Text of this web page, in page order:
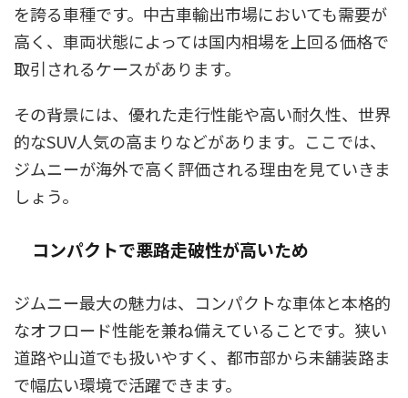
を誇る車種です。中古車輸出市場においても需要が
高く、車両状態によっては国内相場を上回る価格で
取引されるケースがあります。
その背景には、優れた走行性能や高い耐久性、世界
的なSUV人気の高まりなどがあります。ここでは、
ジムニーが海外で高く評価される理由を見ていきま
しょう。
コンパクトで悪路走破性が高いため
ジムニー最大の魅力は、コンパクトな車体と本格的
なオフロード性能を兼ね備えていることです。狭い
道路や山道でも扱いやすく、都市部から未舗装路ま
で幅広い環境で活躍できます。